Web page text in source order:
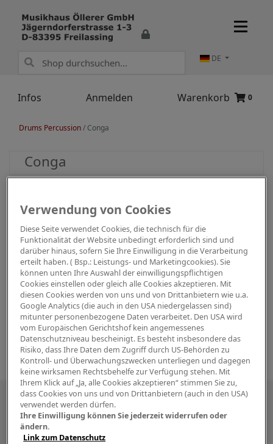
Infos Anmelden Warenkorb 0
DE
Drums Percussion/ Conga
Conga
Besuchen Sie uns auch in den sozialen
Medien
Verwendung von Cookies
Diese Seite verwendet Cookies, die technisch für die
Funktionalität der Website unbedingt erforderlich sind und
darüber hinaus, sofern Sie Ihre Einwilligung in die Verarbeitung
erteilt haben. ( Bsp.: Leistungs- und Marketingcookies). Sie
können unten Ihre Auswahl der einwilligungspflichtigen
Cookies einstellen oder gleich alle Cookies akzeptieren. Mit
diesen Cookies werden von uns und von Drittanbietern wie u.a.
Google Analytics (die auch in den USA niedergelassen sind)
mitunter personenbezogene Daten verarbeitet. Den USA wird
vom Europäischen Gerichtshof kein angemessenes
Datenschutzniveau bescheinigt. Es besteht insbesondere das
Risiko, dass Ihre Daten dem Zugriff durch US-Behörden zu
Kontroll- und Überwachungszwecken unterliegen und dagegen
keine wirksamen Rechtsbehelfe zur Verfügung stehen. Mit
Ihrem Klick auf „Ja, alle Cookies akzeptieren“ stimmen Sie zu,
dass Cookies von uns und von Drittanbietern (auch in den USA)
verwendet werden dürfen.
Ihre Einwilligung können Sie jederzeit widerrufen oder
ändern.
Link zum Datenschutz